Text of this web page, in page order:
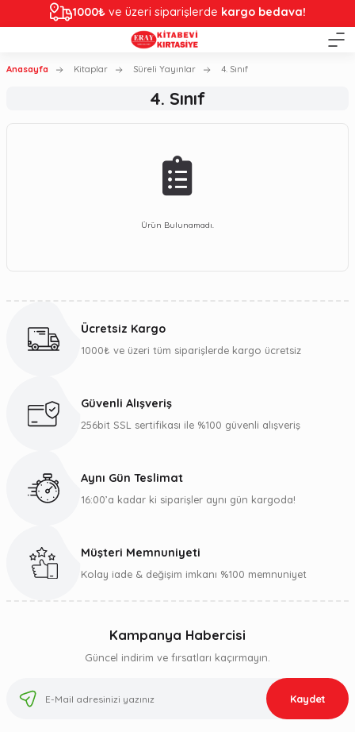
1000₺ ve üzeri siparişlerde kargo bedava!
Anasayfa Kitaplar Süreli Yayınlar 4. Sınıf
4. Sınıf
Ürün Bulunamadı.
Ücretsiz Kargo
1000₺ ve üzeri tüm siparişlerde kargo ücretsiz
Güvenli Alışveriş
256bit SSL sertifikası ile %100 güvenli alışveriş
Aynı Gün Teslimat
16:00’a kadar ki siparişler aynı gün kargoda!
Müşteri Memnuniyeti
Kolay iade & değişim imkanı %100 memnuniyet
Kampanya Habercisi
Güncel indirim ve fırsatları kaçırmayın.
Kaydet